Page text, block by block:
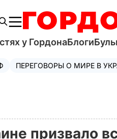
у ГордонаБлоги
ПЕРЕГОВОРЫ О МИРЕ В
призвало